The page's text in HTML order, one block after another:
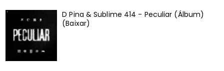
D Pina & Sublime 414 - Peculiar (Álbum)
(Baixar)